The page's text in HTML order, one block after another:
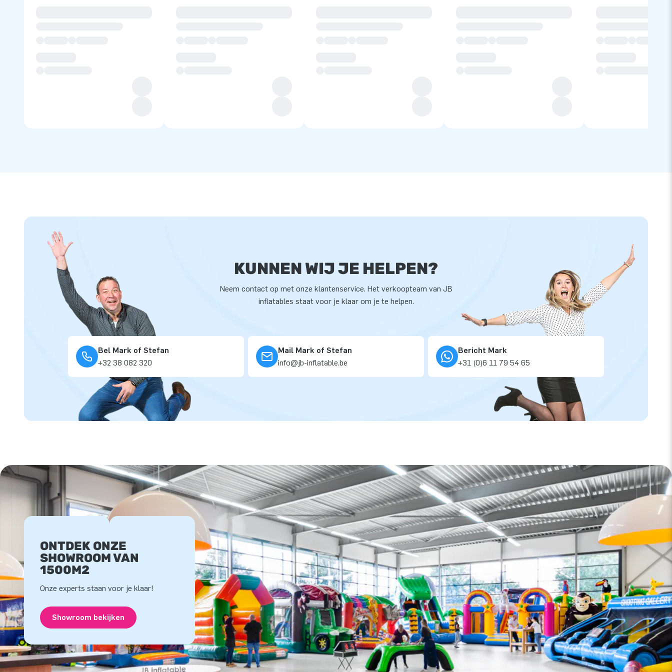
KUNNEN WIJ JE HELPEN?
Neem contact op met onze klantenservice. Het verkoopteam van JB
inflatables staat voor je klaar om je te helpen.
Bel Mark of Stefan
+32 38 082 320
Mail Mark of Stefan
info@jb-inflatable.be
Bericht Mark
+31 (0)6 11 79 54 65
ONTDEK ONZE
SHOWROOM VAN
1500M2
Onze experts staan voor je klaar!
Showroom bekijken